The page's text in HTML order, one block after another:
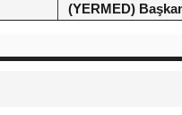
(YERMED)